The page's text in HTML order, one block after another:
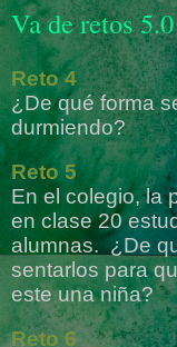
Va de retos 5.0
Reto 4
¿De qué forma
durmiendo?
Reto 5
En el colegio, la
en clase 20
alumnas. ¿De
sentarlos para
este una niña?
Reto 6